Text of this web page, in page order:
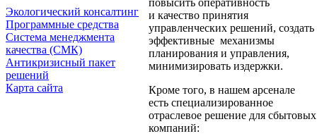
Экологический консалтинг
Программные средства
Система менеджмента
качества (СМК)
Антикризисный пакет
решений
Карта сайта
и качество принятия
управленческих решений, создать
эффективные механизмы
планирования и управления,
минимизировать издержки.
Кроме того, в нашем арсенале
есть специализированное
отраслевое решение для сбытовых
компаний: